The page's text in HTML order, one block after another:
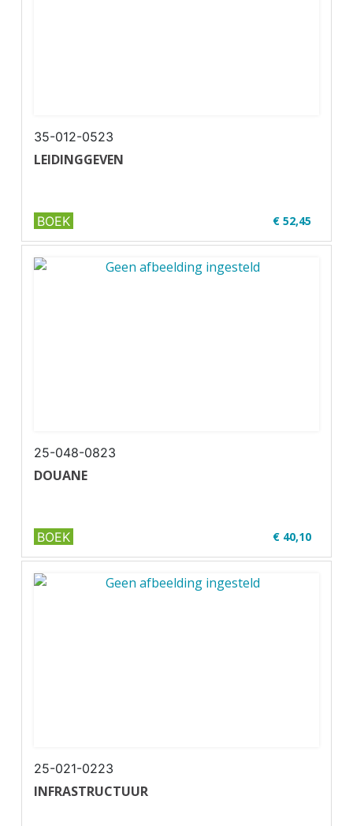
35-012-0523
LEIDINGGEVEN
€ 52,45
✔ Niveau MBO 3-4
✔ Full colour
BOEK
25-048-0823
DOUANE
€ 40,10
✔ MBO 3-4
✔ Full colour
BOEK
25-021-0223
INFRASTRUCTUUR